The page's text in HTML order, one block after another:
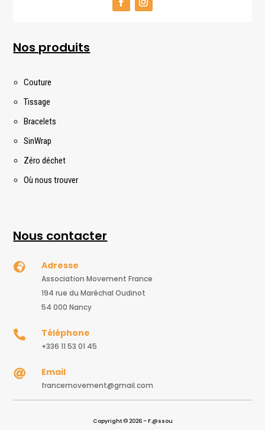
Nos produits
Couture
Tissage
Bracelets
SinWrap
Zéro déchet
Où nous trouver
Nous contacter
 Adresse
Association Movement France
194 rue du Maréchal Oudinot
54 000 Nancy
 Téléphone
+336 11 53 01 45
 Email
francemovement@gmail.com
Copyright © 2026 – F.@ssou